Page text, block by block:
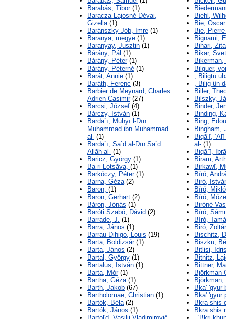
Barabás, Tibor(1)
Baracza Lajosné Dévai,
Gizella(1)
Baránszky Jób, Imre (1)
Baranya, megye (1)
Baranyay, Jusztin (1)
Bárány, Pál (1)
Bárány, Péter(1)
Bárány, Péterné (1)
Barát, Annie (1)
Baráth, Ferenc (3)
Barbier de Meynard, Charles
Adrien Casimir(27)
Barcsi, József (4)
Bárczy, István (1)
Barda`ī, Muḥyī l-Dīn
Muḥammad ibn Muḥammad
al- (1)
Barda`ī, Sa`d al-Dīn Sa`d
Allāh al- (1)
Baricz, György (1)
Ba-ri Lotsāva, (1)
Barkóczy, Péter(1)
Barna, Géza(2)
Baron, (1)
Baron, Gerhart (2)
Báron, Jónás (1)
Baróti Szabó, Dávid (2)
Barrade, J. (1)
Barra, János (1)
Barrau-Dihigo, Louis (19)
Barta, Boldizsár(1)
Barta, János (2)
Bartal, György (1)
Bartalus, István (1)
Barta, Mór(1)
Bartha, Géza(1)
Barth, Jakob (67)
Bartholomae, Christian (1)
Bartók, Béla(2)
Bartók, János (1)
Biehl,
Bie, Oscar
Bie,
Bignami,
Bihari, Zita
Bikar,
Bilguer,
, Biligtü
, Bilig-ün
Biller,
Bilszky,
Binder,
Binding,
Bing,
Bingham,
Biqāʽī,
al- (1)
Biqā`ī,
Biram,
Birkawī,
Bíró,
Biró,
Bíró,
Bíró,
Biróné
Bíró,
Bíró,
Biró,
Bischitz,
Biszku,
Bitlisi,
Bitnitz,
Bittner,
Björkman
Björkman,
Bka' 'gyur
Bka' 'gyur
Bkra shis
Bkra shis